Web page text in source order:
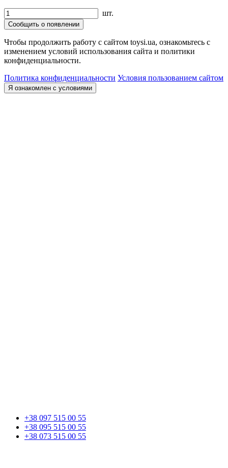
шт.
Сообщить о появлении
Чтобы продолжить работу с сайтом toysi.ua, ознакомьтесь с
изменением условий использования сайта и политики
конфиденциальности.
Политика конфиденциальности Условия пользованием сайтом
Я ознакомлен с условиями
+38 097 515 00 55
+38 095 515 00 55
+38 073 515 00 55